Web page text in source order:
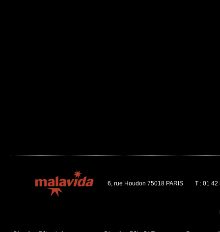
6, rue Houdon 75018 PARIS T : 01 42